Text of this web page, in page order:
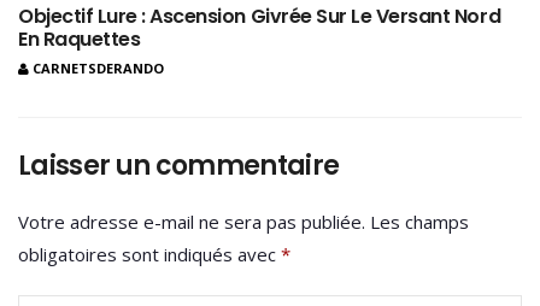
Objectif Lure : Ascension Givrée Sur Le Versant Nord
En Raquettes
CARNETSDERANDO
Laisser un commentaire
Votre adresse e-mail ne sera pas publiée. Les champs
obligatoires sont indiqués avec *